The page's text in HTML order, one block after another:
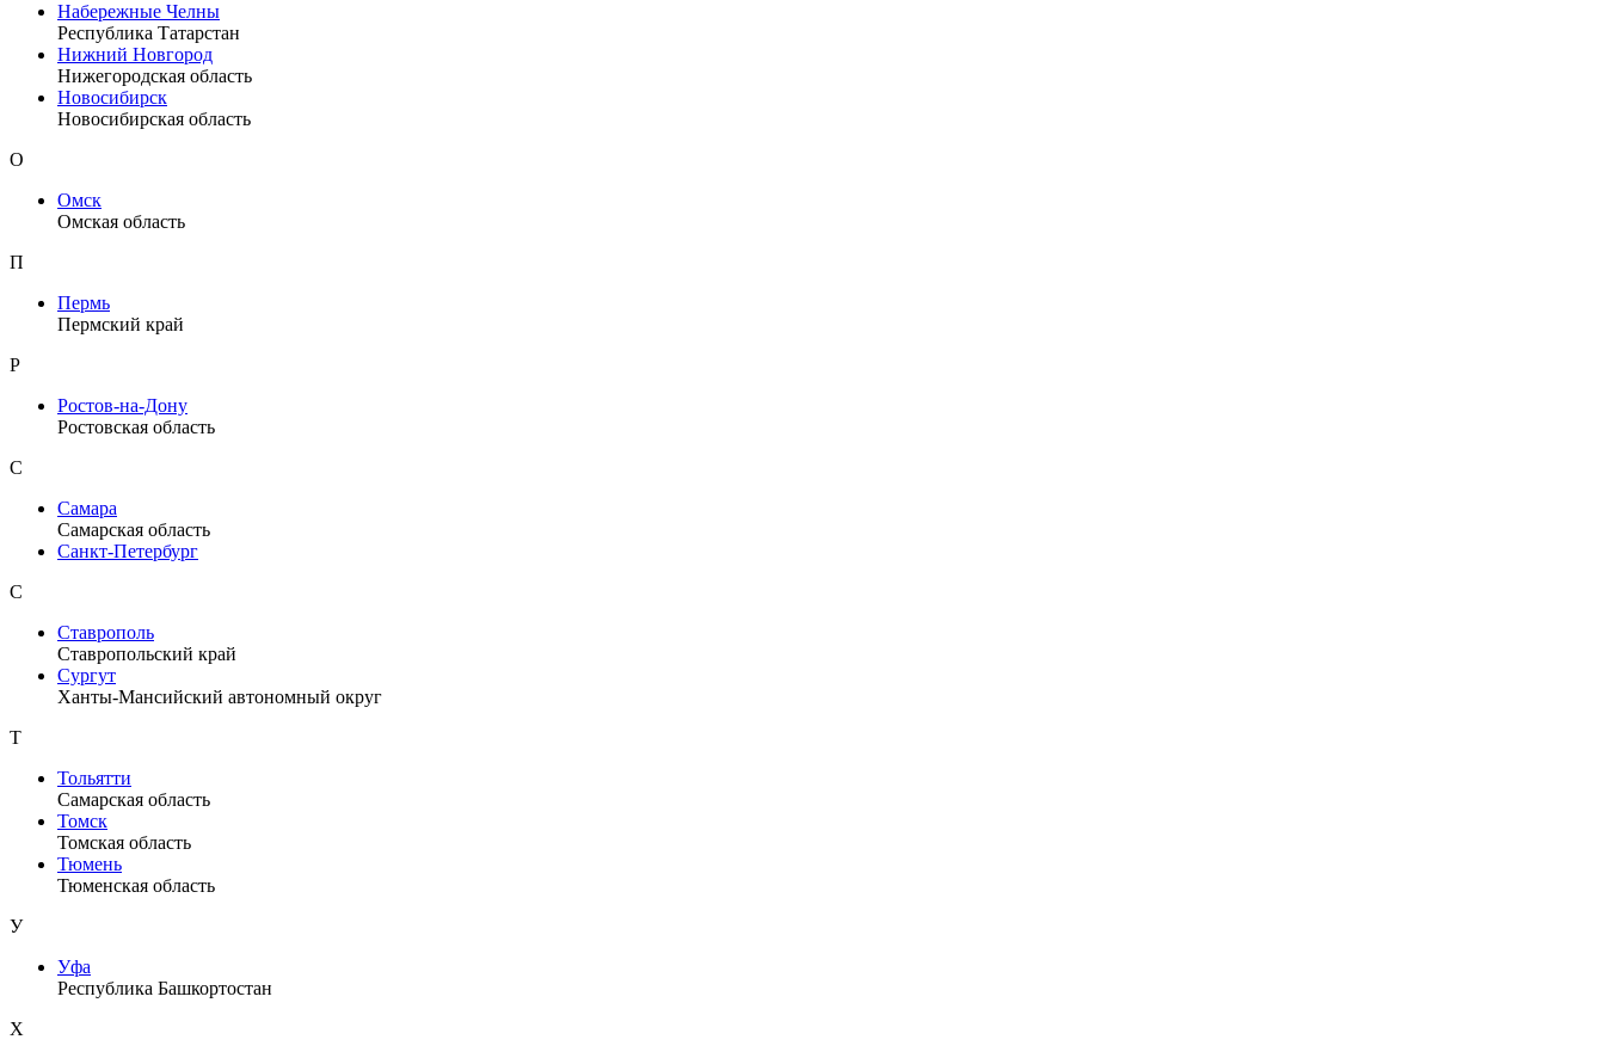
Набережные Челны
Республика Татарстан
Нижний Новгород
Нижегородская область
Новосибирск
Новосибирская область
О
Омск
Омская область
П
Пермь
Пермский край
Р
Ростов-на-Дону
Ростовская область
С
Самара
Самарская область
Санкт-Петербург
С
Ставрополь
Ставропольский край
Сургут
Ханты-Мансийский автономный округ
Т
Тольятти
Самарская область
Томск
Томская область
Тюмень
Тюменская область
У
Уфа
Республика Башкортостан
Х